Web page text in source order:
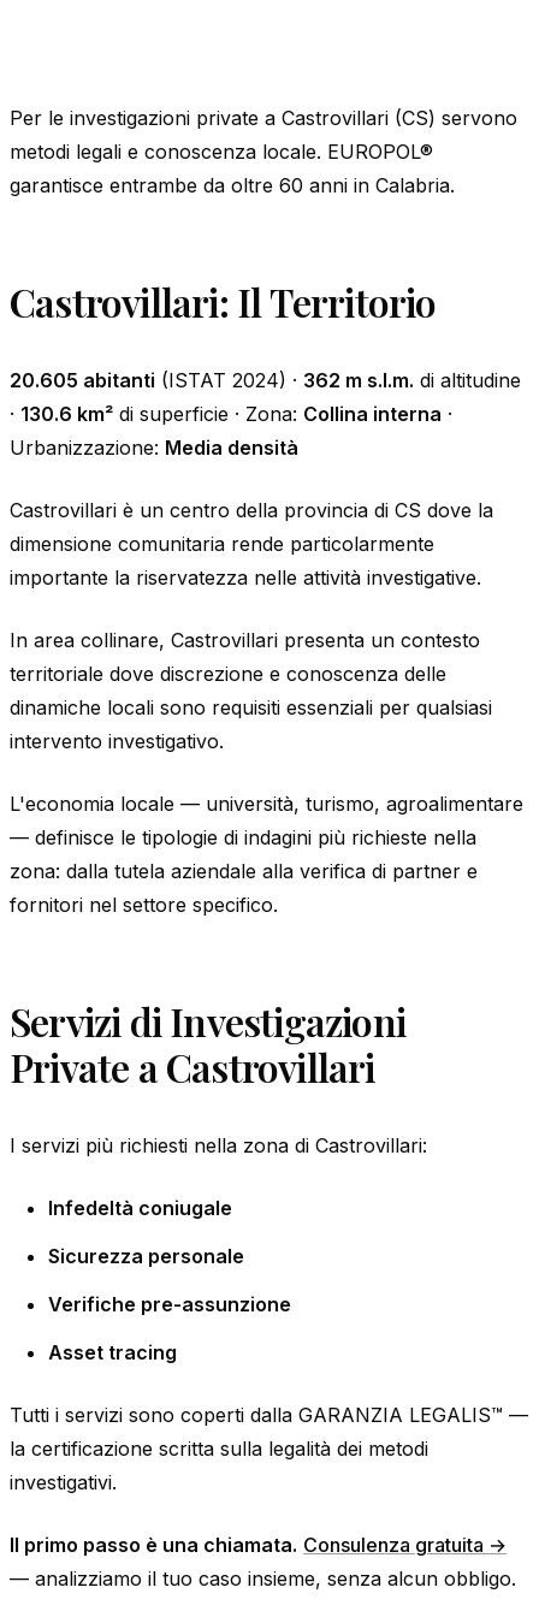
Per le investigazioni private a Castrovillari (CS) servono
metodi legali e conoscenza locale. EUROPOL®
garantisce entrambe da oltre 60 anni in Calabria.
Castrovillari: Il Territorio
20.605 abitanti (ISTAT 2024) · 362 m s.l.m. di altitudine
· 130.6 km² di superficie · Zona: Collina interna ·
Urbanizzazione: Media densità
Castrovillari è un centro della provincia di CS dove la
dimensione comunitaria rende particolarmente
importante la riservatezza nelle attività investigative.
In area collinare, Castrovillari presenta un contesto
territoriale dove discrezione e conoscenza delle
dinamiche locali sono requisiti essenziali per qualsiasi
intervento investigativo.
L'economia locale — università, turismo, agroalimentare
— definisce le tipologie di indagini più richieste nella
zona: dalla tutela aziendale alla verifica di partner e
fornitori nel settore specifico.
Servizi di Investigazioni
Private a Castrovillari
I servizi più richiesti nella zona di Castrovillari:
Infedeltà coniugale
Sicurezza personale
Verifiche pre-assunzione
Asset tracing
Tutti i servizi sono coperti dalla GARANZIA LEGALIS™ —
la certificazione scritta sulla legalità dei metodi
investigativi.
Il primo passo è una chiamata. Consulenza gratuita →
— analizziamo il tuo caso insieme, senza alcun obbligo.